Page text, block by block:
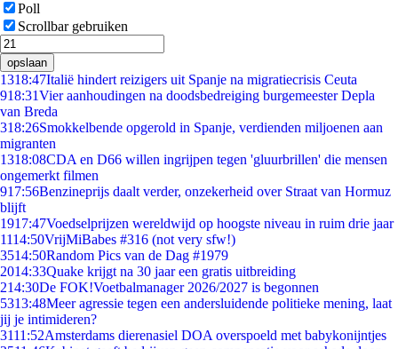
Poll
Scrollbar gebruiken
opslaan
1318:47Italië hindert reizigers uit Spanje na migratiecrisis Ceuta
918:31Vier aanhoudingen na doodsbedreiging burgemeester Depla
van Breda
318:26Smokkelbende opgerold in Spanje, verdienden miljoenen aan
migranten
1318:08CDA en D66 willen ingrijpen tegen 'gluurbrillen' die mensen
ongemerkt filmen
917:56Benzineprijs daalt verder, onzekerheid over Straat van Hormuz
blijft
1917:47Voedselprijzen wereldwijd op hoogste niveau in ruim drie jaar
1114:50VrijMiBabes #316 (not very sfw!)
3514:50Random Pics van de Dag #1979
2014:33Quake krijgt na 30 jaar een gratis uitbreiding
214:30De FOK!Voetbalmanager 2026/2027 is begonnen
5313:48Meer agressie tegen een andersluidende politieke mening, laat
jij je intimideren?
3111:52Amsterdams dierenasiel DOA overspoeld met babykonijntjes